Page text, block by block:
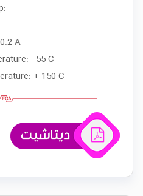
-
A
- 55 C
+ 150 C